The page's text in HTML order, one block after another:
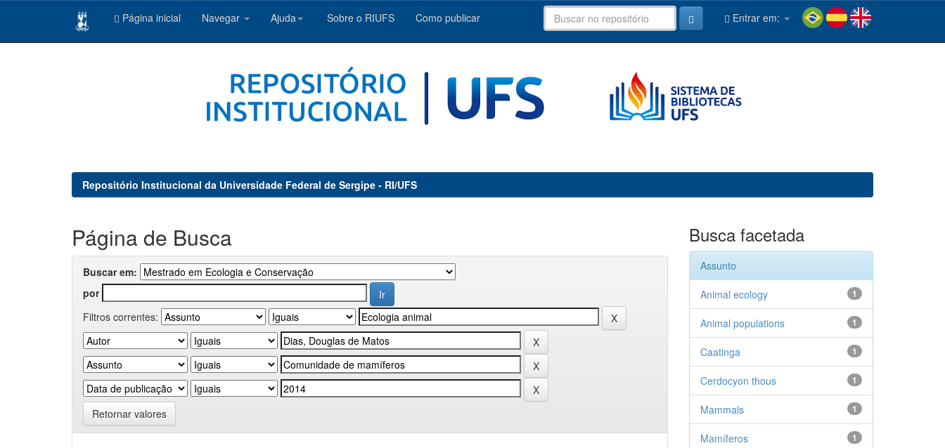
Página inicial Navegar Ajuda Sobre o RIUFS Como publicar Entrar em:
Repositório Institucional da Universidade Federal de Sergipe - RI/UFS
Página de Busca
Buscar em:
por
Filtros correntes:
Retornar valores
Busca facetada
Assunto
1
Animal ecology
1
Animal populations
1
Caatinga
1
Cerdocyon thous
1
Mammals
1
Mamíferos